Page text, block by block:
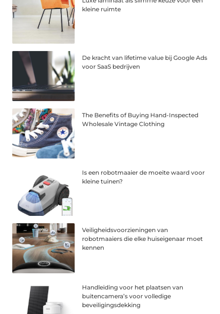
kleine ruimte
De kracht van lifetime value bij Google Ads
voor SaaS bedrijven
The Benefits of Buying Hand-Inspected
Wholesale Vintage Clothing
Is een robotmaaier de moeite waard voor
kleine tuinen?
Veiligheidsvoorzieningen van
robotmaaiers die elke huiseigenaar moet
kennen
Handleiding voor het plaatsen van
buitencamera’s voor volledige
beveiligingsdekking